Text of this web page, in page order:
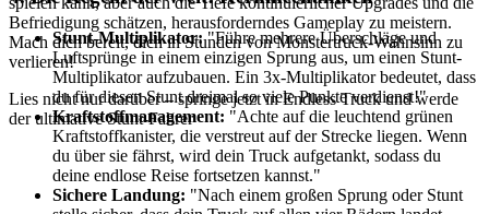
Befriedigung schätzen, herausforderndes Gameplay zu meistern.
Mach dich bereit, dich in Stunden von Monstertruck-Wahnsinn zu
verlieren!
Lies nicht nur darüber – springe jetzt in Endless Truck und werde
der ultimative Stunt-Fahrer
Stunt-Multiplikator:"Führe mehrere Überschläge und
Luftsprünge in einem einzigen Sprung aus, um einen Stunt-
Multiplikator aufzubauen. Ein 3x-Multiplikator bedeutet, dass
du für diesen Stunt dreimal so viele Punkte verdienst!"
Kraftstoffmanagement: "Achte auf die leuchtend grünen
Kraftstoffkanister, die verstreut auf der Strecke liegen. Wenn
du über sie fährst, wird dein Truck aufgetankt, sodass du
deine endlose Reise fortsetzen kannst."
Sichere Landung: "Nach einem großen Sprung oder Stunt